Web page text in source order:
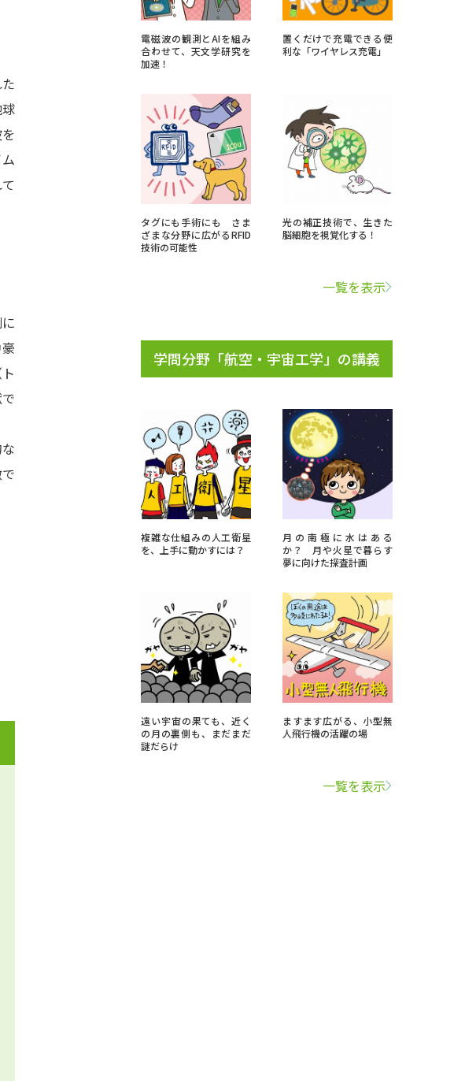
験準備 資料検索
調べる
ケジュールを立てよう
先輩が入学を決めた理由
新生活お役立ちガイド
問発見
ビ講義」 学問分野解説 学問の教科書 夢ナビライブ
このサイトについて
受付内容・発送状況の確認 テレメール
お支払いサイト
お問合せ先 テレメール進学カタログ訂正のご案内
電磁波の観測とAIを組み
合わせて、天文学研究を
加速！
置くだけで充電できる便
利な「ワイヤレス充電」
タグにも手術にも さま
ざまな分野に広がるRFID
技術の可能性
光の補正技術で、生きた
脳細胞を視覚化する！
一覧を表示
学問分野「航空・宇宙工学」の講義
複雑な仕組みの人工衛星
を、上手に動かすには？
月の南極に水はある
か？ 月や火星で暮らす
夢に向けた探査計画
遠い宇宙の果ても、近く
の月の裏側も、まだまだ
謎だらけ
ますます広がる、小型無
人飛行機の活躍の場
一覧を表示